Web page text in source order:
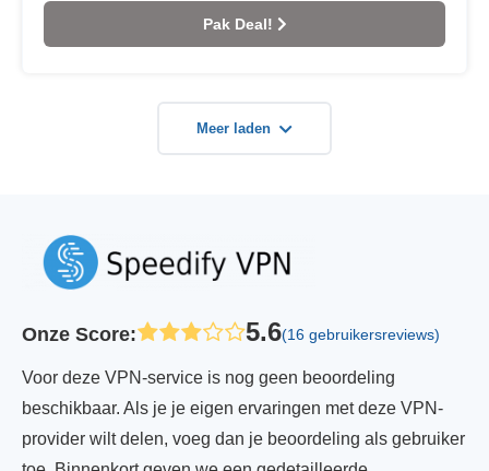
Pak Deal!
Meer laden
Onze Score: 5.6(16 gebruikersreviews)
Voor deze VPN-service is nog geen beoordeling
beschikbaar. Als je je eigen ervaringen met deze VPN-
provider wilt delen, voeg dan je beoordeling als gebruiker